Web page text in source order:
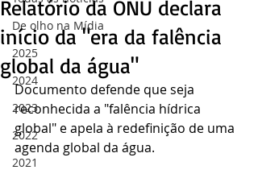
De olho na Mídia
2025
2024
2023
2022
2021
Relatório da ONU declara
início da "era da falência
global da água"
Documento defende que seja
reconhecida a "falência hídrica
global" e apela à redefinição de uma
agenda global da água.